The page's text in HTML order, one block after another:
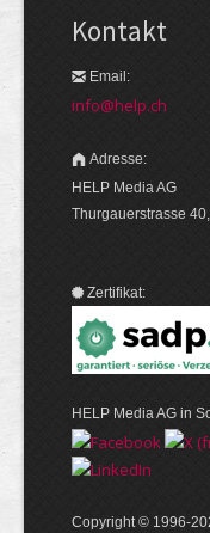
Kontakt
Email:
info@help.ch
Adresse:
HELP Media AG
Thurgauerstrasse
Zertifikat:
HELP Media AG in
Copyright © 1996-